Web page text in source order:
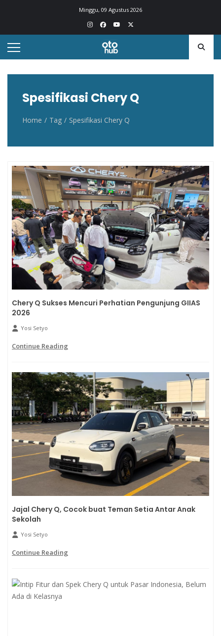
Minggu, 09 Agustus 2026
Otohub.co
Portal berita otomotif Indonesia terkini
Spesifikasi Chery Q
Home Tag Spesifikasi Chery Q
Chery Q Sukses Mencuri Perhatian Pengunjung GIIAS
2026
Yosi Setyo
Continue Reading
Jajal Chery Q, Cocok buat Teman Setia Antar Anak
Sekolah
Yosi Setyo
Continue Reading